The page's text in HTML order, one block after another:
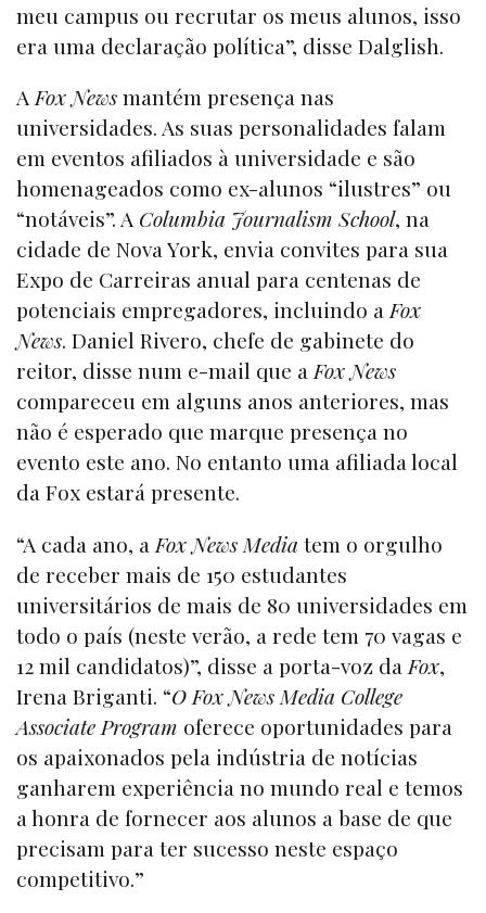
meu campus ou recrutar os meus alunos, isso
era uma declaração política”, disse Dalglish.
AFox Newsmantém presença nas
universidades. As suas personalidades falam
em eventos afiliados à universidade e são
homenageados como ex-alunos “ilustres” ou
“notáveis”. A Columbia Journalism School, na
cidade de Nova York, envia convites para sua
Expo de Carreiras anual para centenas de
potenciais empregadores, incluindo aFox
News. Daniel Rivero, chefe de gabinete do
reitor, disse num e-mail que aFox News
compareceu em alguns anos anteriores, mas
não é esperado que marque presença no
evento este ano. No entanto uma afiliada local
da Fox estará presente.
“A cada ano, a Fox News Media tem o orgulho
de receber mais de 150 estudantes
universitários de mais de 80 universidades em
todo o país (neste verão, a rede tem 70 vagas e
12 mil candidatos)”, disse a porta-voz da Fox,
Irena Briganti. “O Fox News Media College
Associate Program oferece oportunidades para
os apaixonados pela indústria de notícias
ganharem experiência no mundo real e temos
a honra de fornecer aos alunos a base de que
precisam para ter sucesso neste espaço
competitivo.”